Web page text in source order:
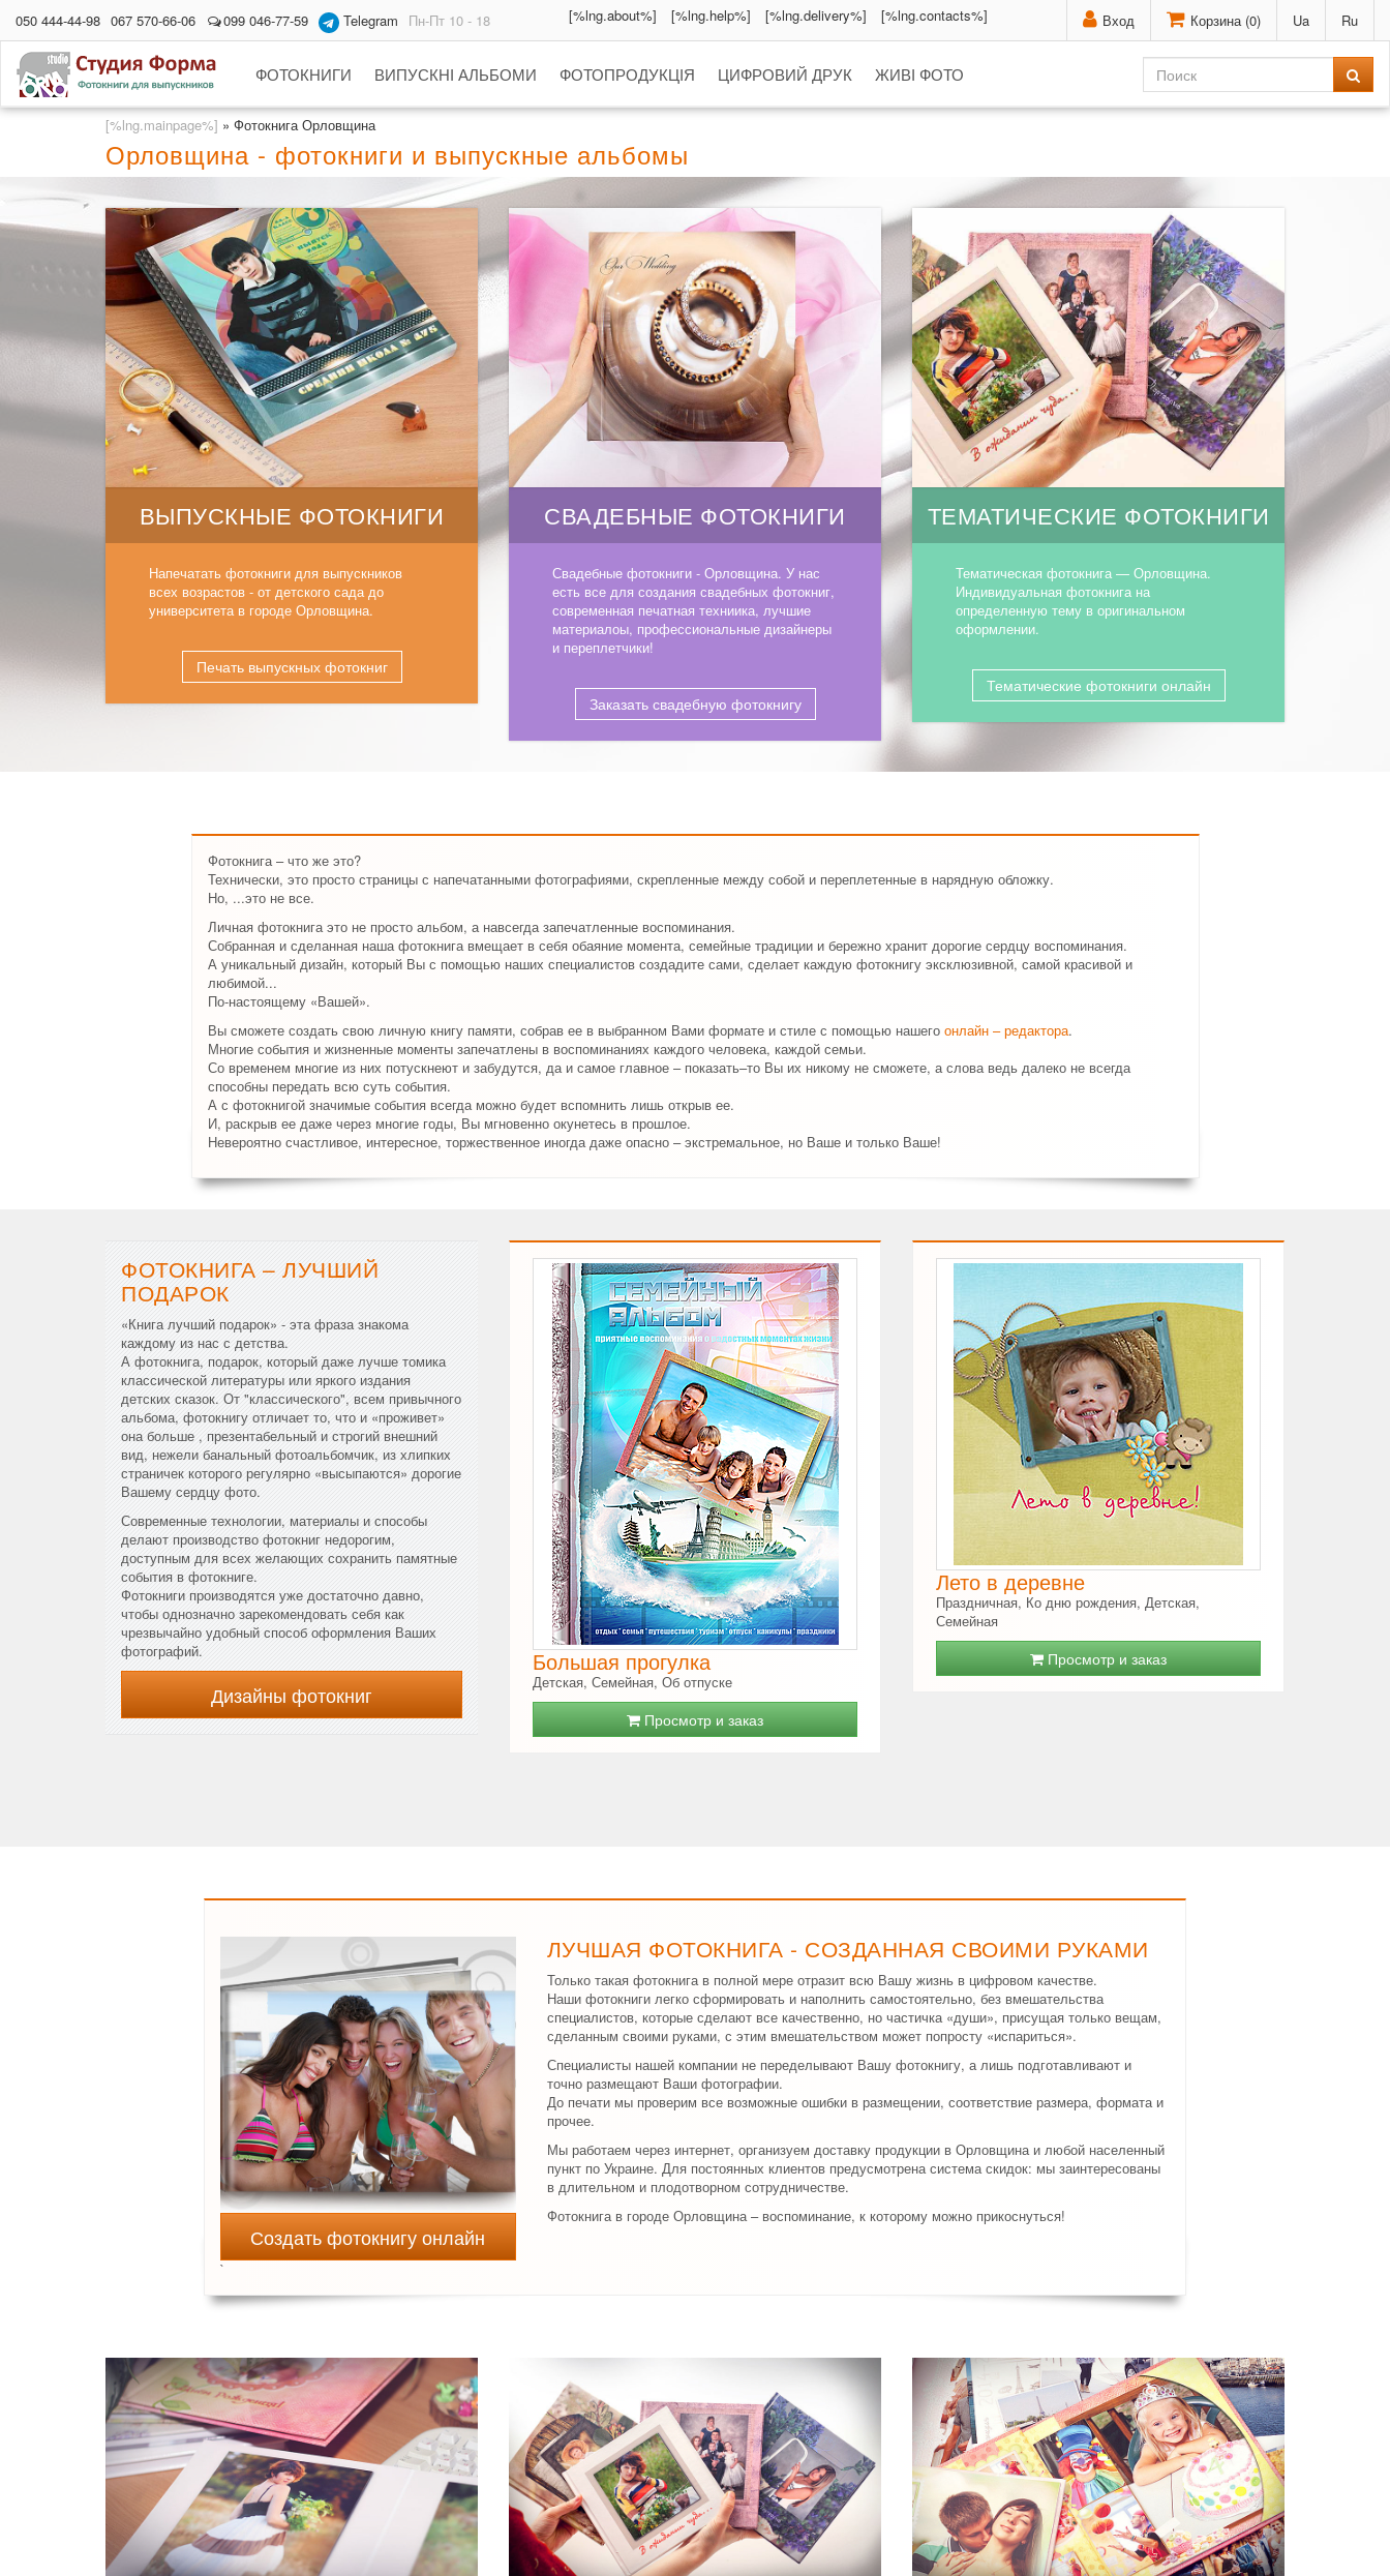
Вход Корзина (0) Ua Ru
050 444-44-98 067 570-66-06 099 046-77-59 Telegram Пн-Пт 10 - 18 [%lng.about%] [%lng.help%] [%lng.delivery%] [%lng.contacts%]
ФОТОКНИГИ ВИПУСКНІ АЛЬБОМИ ФОТОПРОДУКЦІЯ ЦИФРОВИЙ ДРУК ЖИВІ ФОТО
[%lng.mainpage%] » Фотокнига Орловщина
Орловщина - фотокниги и выпускные альбомы
ВЫПУСКНЫЕ ФОТОКНИГИ
Напечатать фотокниги для выпускников
всех возрастов - от детского сада до
университета в городе Орловщина.
Печать выпускных фотокниг
СВАДЕБНЫЕ ФОТОКНИГИ
Свадебные фотокниги - Орловщина. У нас
есть все для создания свадебных фотокниг,
современная печатная техниика, лучшие
материалоы, профессиональные дизайнеры
и переплетчики!
Заказать свадебную фотокнигу
ТЕМАТИЧЕСКИЕ ФОТОКНИГИ
Тематическая фотокнига — Орловщина.
Индивидуальная фотокнига на
определенную тему в оригинальном
оформлении.
Тематические фотокниги онлайн
Фотокнига – что же это?
Технически, это просто страницы с напечатанными фотографиями, скрепленные между собой и переплетенные в нарядную обложку.
Но, ...это не все.
Личная фотокнига это не просто альбом, а навсегда запечатленные воспоминания.
Собранная и сделанная наша фотокнига вмещает в себя обаяние момента, семейные традиции и бережно хранит дорогие сердцу воспоминания.
А уникальный дизайн, который Вы с помощью наших специалистов создадите сами, сделает каждую фотокнигу эксклюзивной, самой красивой и
любимой...
По-настоящему «Вашей».
Вы сможете создать свою личную книгу памяти, собрав ее в выбранном Вами формате и стиле с помощью нашего онлайн – редактора.
Многие события и жизненные моменты запечатлены в воспоминаниях каждого человека, каждой семьи.
Со временем многие из них потускнеют и забудутся, да и самое главное – показать–то Вы их никому не сможете, а слова ведь далеко не всегда
способны передать всю суть события.
А с фотокнигой значимые события всегда можно будет вспомнить лишь открыв ее.
И, раскрыв ее даже через многие годы, Вы мгновенно окунетесь в прошлое.
Невероятно счастливое, интересное, торжественное иногда даже опасно – экстремальное, но Ваше и только Ваше!
ФОТОКНИГА – ЛУЧШИЙ
ПОДАРОК
«Книга лучший подарок» - эта фраза знакома
каждому из нас с детства.
А фотокнига, подарок, который даже лучше томика
классической литературы или яркого издания
детских сказок. От "классического", всем привычного
альбома, фотокнигу отличает то, что и «проживет»
она больше , презентабельный и строгий внешний
вид, нежели банальный фотоальбомчик, из хлипких
страничек которого регулярно «высыпаются» дорогие
Вашему сердцу фото.
Современные технологии, материалы и способы
делают производство фотокниг недорогим,
доступным для всех желающих сохранить памятные
события в фотокниге.
Фотокниги производятся уже достаточно давно,
чтобы однозначно зарекомендовать себя как
чрезвычайно удобный способ оформления Ваших
фотографий.
Дизайны фотокниг
Большая прогулка
Детская, Семейная, Об отпуске
Просмотр и заказ
Лето в деревне
Праздничная, Ко дню рождения, Детская,
Семейная
Просмотр и заказ
Создать фотокнигу онлайн
`
ЛУЧШАЯ ФОТОКНИГА - СОЗДАННАЯ СВОИМИ РУКАМИ
Только такая фотокнига в полной мере отразит всю Вашу жизнь в цифровом качестве.
Наши фотокниги легко сформировать и наполнить самостоятельно, без вмешательства
специалистов, которые сделают все качественно, но частичка «души», присущая только вещам,
сделанным своими руками, с этим вмешательством может попросту «испариться».
Специалисты нашей компании не переделывают Вашу фотокнигу, а лишь подготавливают и
точно размещают Ваши фотографии.
До печати мы проверим все возможные ошибки в размещении, соответствие размера, формата и
прочее.
Мы работаем через интернет, организуем доставку продукции в Орловщина и любой населенный
пункт по Украине. Для постоянных клиентов предусмотрена система скидок: мы заинтересованы
в длительном и плодотворном сотрудничестве.
Фотокнига в городе Орловщина – воспоминание, к которому можно прикоснуться!